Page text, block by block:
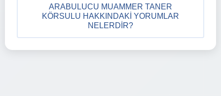
ARABULUCU MUAMMER TANER
KÖRSULU HAKKINDAKI YORUMLAR
NELERDIR?